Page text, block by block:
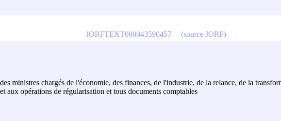
ministres chargés de l'économie, des finances, de l'industrie, de la relance, de la
aux opérations de régularisation et tous documents comptables
JORFTEXT000043590457 (source JORF)